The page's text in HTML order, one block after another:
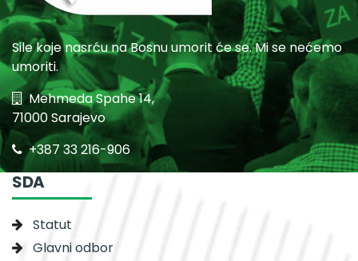
Sile koje nasrću na Bosnu umorit će se. Mi se nećemo
umoriti.
Mehmeda Spahe 14,
71000 Sarajevo
+387 33 216-906
SDA
Statut
Glavni odbor